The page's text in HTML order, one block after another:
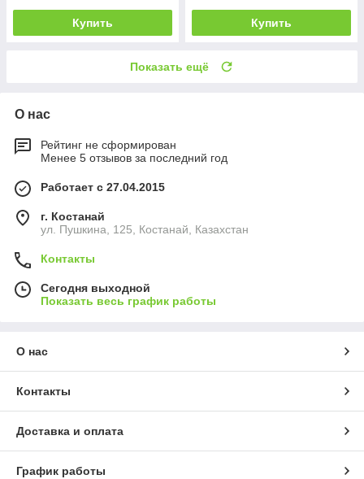
Купить Купить
Показать ещё
О нас
Рейтинг не сформирован
Менее 5 отзывов за последний год
Работает с 27.04.2015
г. Костанай
ул. Пушкина, 125, Костанай, Казахстан
Контакты
Сегодня выходной
Показать весь график работы
О нас
Контакты
Доставка и оплата
График работы